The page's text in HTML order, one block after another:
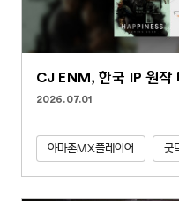
CJ ENM, 한국 IP 원작
2026.07.01
아마존MX플레이어 굿